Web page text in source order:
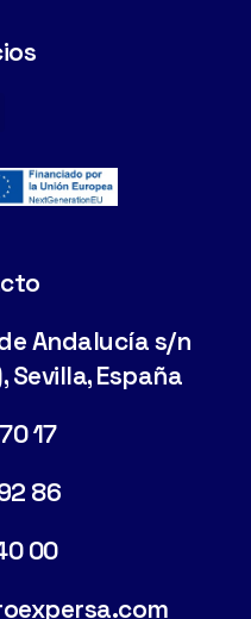
Andalucía s/n
Sevilla, España
17
86
00